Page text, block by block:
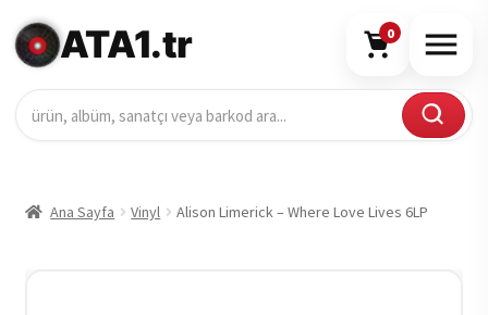
ATA1.tr 0
Ana Sayfa Vinyl Alison Limerick – Where Love Lives 6LP